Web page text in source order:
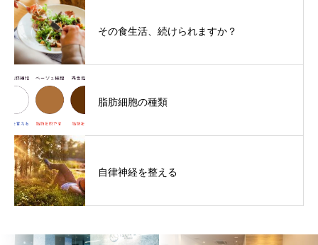
その食生活、続けられますか？
脂肪細胞の種類
自律神経を整える